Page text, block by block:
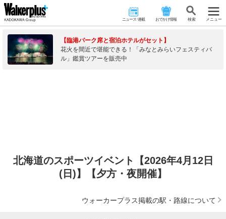
ニュース･連載 おでかけ情報 検 索 メニュー
【臨港パーク席と宿泊ホテルがセット】
花火を間近で堪能できる！「みなとみらいフェスティバ
ル」鑑賞ツアーを販売中
北海道のスポーツイベント【2026年4月12日
(日)】【夕方・夜開催】
ウォーカープラス掲載の駅・路線について